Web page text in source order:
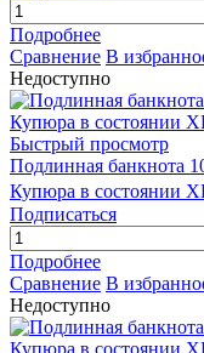
Подробнее
Сравнение В
Недоступно
Быстрый просмотр
Подлинная банкнота
Купюра в состоянии
Подписаться
Подробнее
Сравнение В
Недоступно